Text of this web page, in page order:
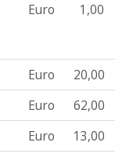
Euro 1,00
Euro
20,00
Euro
62,00
Euro
13,00